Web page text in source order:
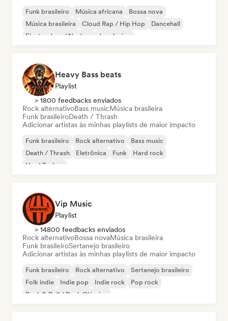
Funk brasileiro Música africana
Bossa nova
Música brasileira
Cloud Rap / Hip Hop
Dancehall
Electro Jazz / Nu Jazz
Jazz fusion
Heavy Bass beats
Playlist
> 1800 feedbacks enviados
Rock alternativoBass musicMúsica brasileira
Funk brasileiroDeath / Thrash
Adicionar artistas às minhas playlists de maior impacto
Funk brasileiro Rock alternativo
Bass music
Death / Thrash
Eletrônica Funk
Hard rock
Hard Techno
Vip Music
Playlist
> 14800 feedbacks enviados
Rock alternativoBossa novaMúsica brasileira
Funk brasileiroSertanejo brasileiro
Adicionar artistas às minhas playlists de maior impacto
Funk brasileiro Rock alternativo
Sertanejo brasileiro
Folk indie
Indie pop Indie rock
Pop rock
Rock & Roll / Rock Clássico